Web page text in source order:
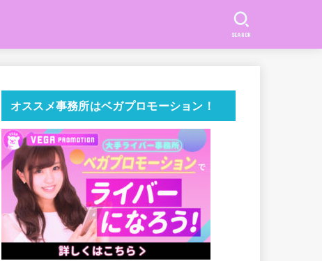
SEARCH
オススメ事務所はベガプロモーション！